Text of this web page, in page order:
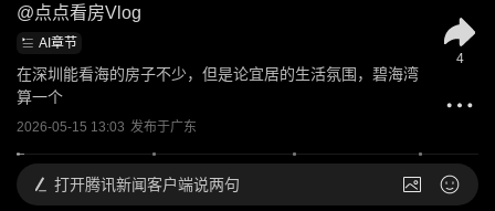
@点点看房Vlog
AI章节
在深圳能看海的房子不少，但是论宜居的生活氛围，碧海湾
算一个
2026-05-15 13:03 发布于广东
4
打开腾讯新闻客户端说两句